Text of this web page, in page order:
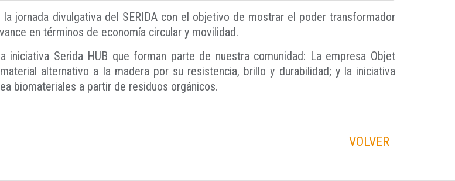
jornada divulgativa del SERIDA con el objetivo de mostrar el poder transformador
en términos de economía circular y movilidad.
Serida HUB que forman parte de nuestra comunidad: La empresa Objet
alternativo a la madera por su resistencia, brillo y durabilidad; y la iniciativa
biomateriales a partir de residuos orgánicos.
VOLVER